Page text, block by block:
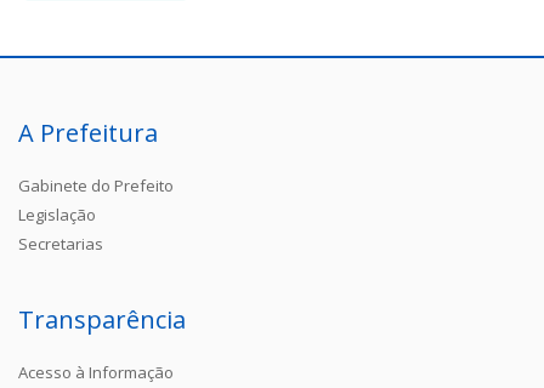
A Prefeitura
Gabinete do Prefeito
Legislação
Secretarias
Transparência
Acesso à Informação